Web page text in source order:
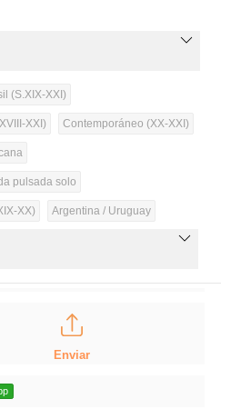
(S.XIX-XXI)
XXI) Contemporáneo (XX-XXI)
pulsada solo
XX) Argentina / Uruguay
Enviar